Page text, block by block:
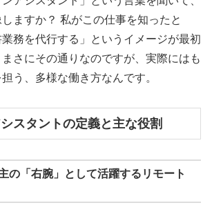
ますか？ 私がこの仕事を知ったと
務を代行する」というイメージが最初
さにその通りなのですが、実際にはも
う、多様な働き方なんです。
スタントの定義と主な役割
の「右腕」として活躍するリモート